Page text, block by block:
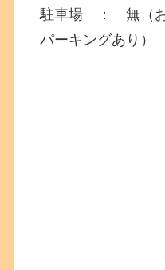
駐車場 ： 無（お
パーキングあり）